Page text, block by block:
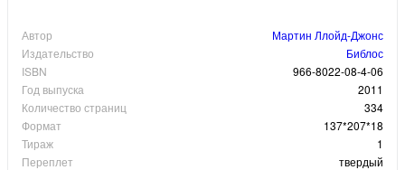
Автор
Мартин Ллойд-Джонс
Издательство
Библос
ISBN
966-8022-08-4-06
Год выпуска
2011
Количество страниц
334
Формат
137*207*18
Тираж
1
Переплет
твердый